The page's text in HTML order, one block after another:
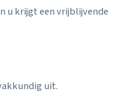
u krijgt een vrijblijvende
uit.